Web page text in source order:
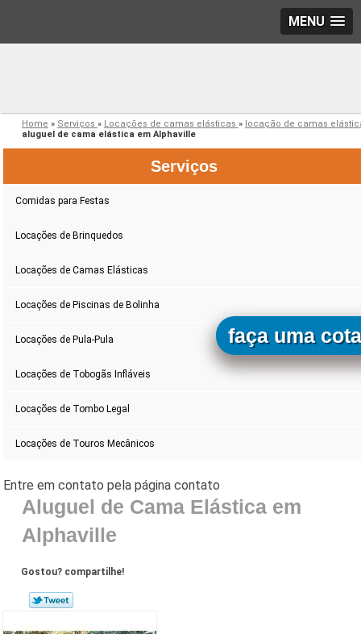
MENU
Home » Serviços » Locações de camas elásticas » locação de camas
aluguel de cama elástica em Alphaville
Serviços
Comidas para Festas
Locações de Brinquedos
Locações de Camas Elásticas
Locações de Piscinas de Bolinha
Locações de Pula-Pula
Locações de Tobogãs Infláveis
Locações de Tombo Legal
Locações de Touros Mecânicos
Aluguel de Cama Elástica em
Alphaville
Gostou? compartilhe!
faça uma